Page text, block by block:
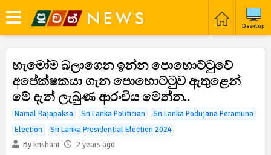
Desktop
හැමෝම බලාගෙන ඉන්න පොහොට්ටුවේ
අපේක්ෂකයා ගැන පොහොට්ටුව ඇතුළෙන්
මේ දැන් ලැබුණ ආරංචිය මෙන්න..
Namal Rajapaksa Sri Lanka Politician
Sri Lanka Podujana Peramuna
Election
Sri Lanka Presidential Election 2024
By krishani
2 years ago